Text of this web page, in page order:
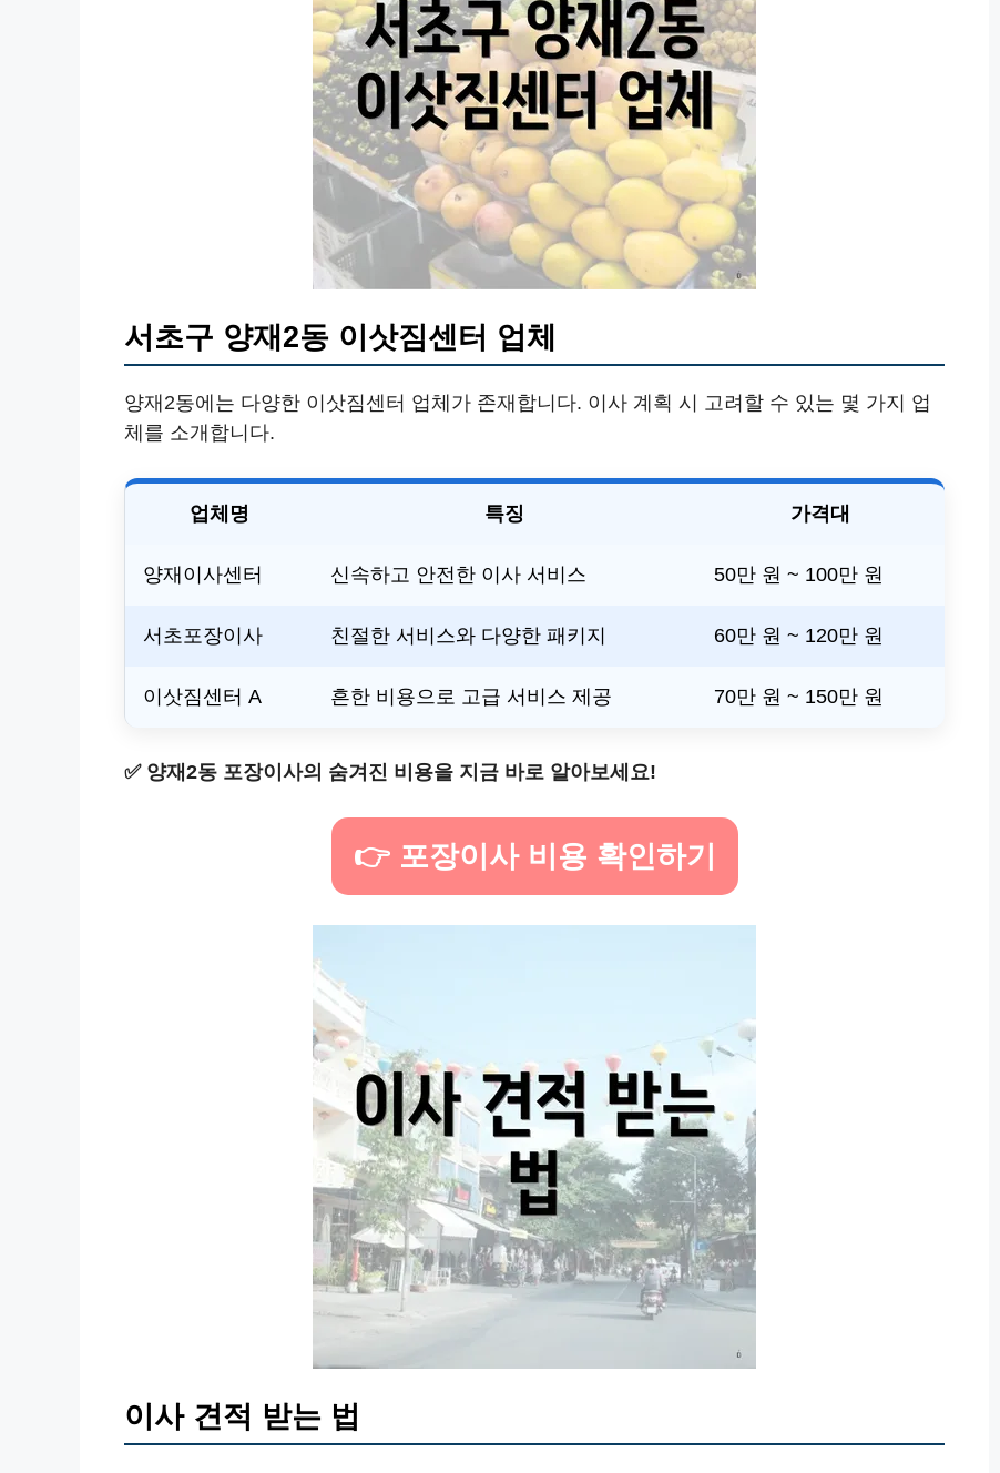
서초구 양재2동 이삿짐센터 업체
양재2동에는 다양한 이삿짐센터 업체가 존재합니다. 이사 계획 시 고려할 수 있는 몇 가지 업
체를 소개합니다.
업체명 특징 가격대
양재이사센터 신속하고 안전한 이사 서비스 50만 원 ~ 100만 원
서초포장이사 친절한 서비스와 다양한 패키지 60만 원 ~ 120만 원
이삿짐센터 A 흔한 비용으로 고급 서비스 제공 70만 원 ~ 150만 원
✅ 양재2동 포장이사의 숨겨진 비용을 지금 바로 알아보세요!
👉 포장이사 비용 확인하기
이사 견적 받는 법